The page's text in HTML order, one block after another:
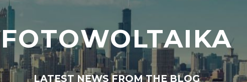
FOTOWOLTAIKA
LATEST NEWS FROM THE BLOG